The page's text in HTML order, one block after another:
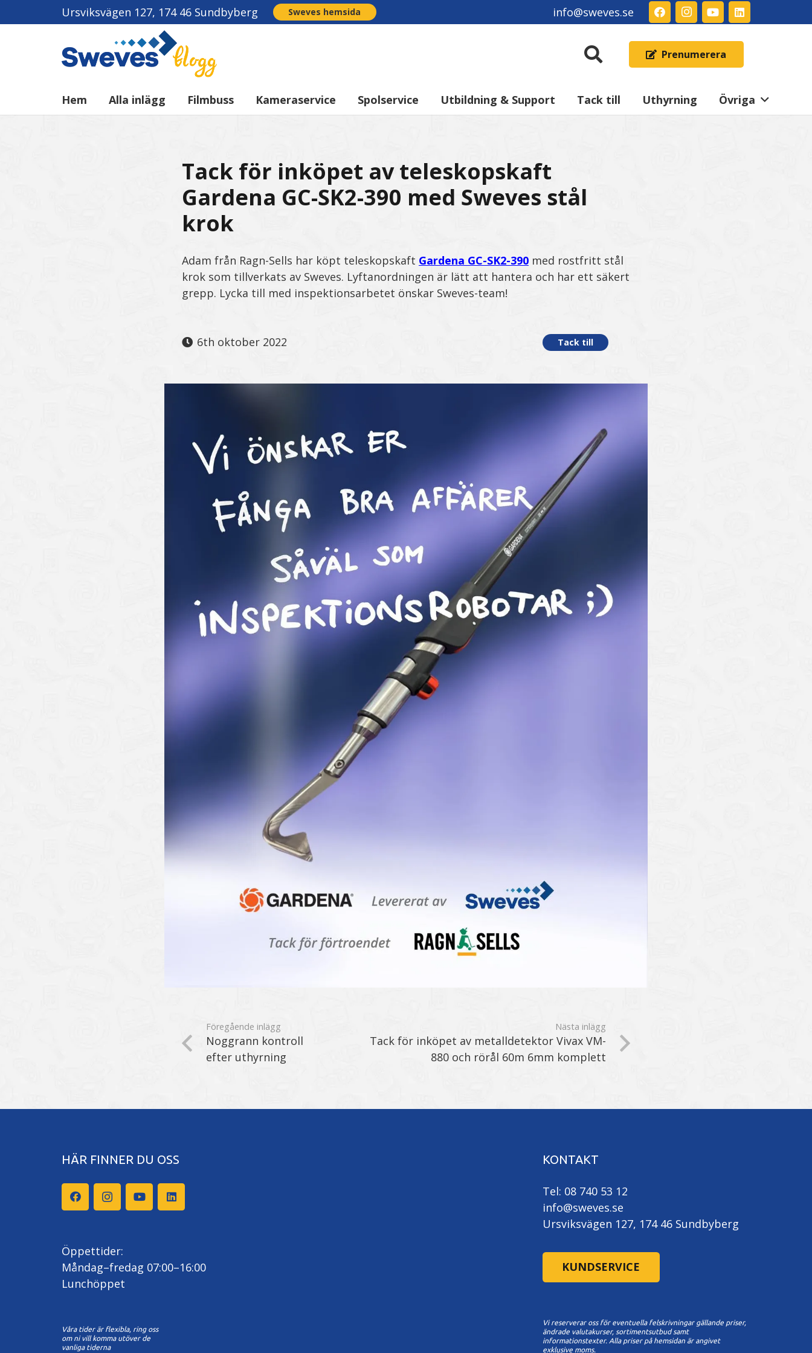
Ursviksvägen 127, 174 46 Sundbyberg Sweves hemsida info@sweves.se
Prenumerera
Hem Alla inlägg Filmbuss Kameraservice Spolservice Utbildning & Support Tack till Uthyrning Övriga
Tack för inköpet av teleskopskaft
Gardena GC-SK2-390 med Sweves stål
krok
Adam från Ragn-Sells har köpt teleskopskaft Gardena GC-SK2-390med rostfritt stål
krok som tillverkats av Sweves. Lyftanordningen är lätt att hantera och har ett säkert
grepp. Lycka till med inspektionsarbetet önskar Sweves-team!
6th oktober 2022 Tack till
Föregående inlägg
Noggrann kontroll
efter uthyrning
Nästa inlägg
Tack för inköpet av metalldetektor Vivax VM-
880 och rörål 60m 6mm komplett
HÄR FINNER DU OSS
Öppettider:
Måndag–fredag 07:00–16:00
Lunchöppet
Våra tider är flexibla, ring oss
om ni vill komma utöver de
vanliga tiderna
KONTAKT
Tel: 08 740 53 12
info@sweves.se
Ursviksvägen 127, 174 46 Sundbyberg
KUNDSERVICE
Vi reserverar oss för eventuella felskrivningar gällande priser,
ändrade valutakurser, sortimentsutbud samt
informationstexter. Alla priser på hemsidan är angivet
exklusive moms.